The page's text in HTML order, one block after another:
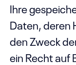
Ihre
Daten, deren
den Zweck
ein Recht auf